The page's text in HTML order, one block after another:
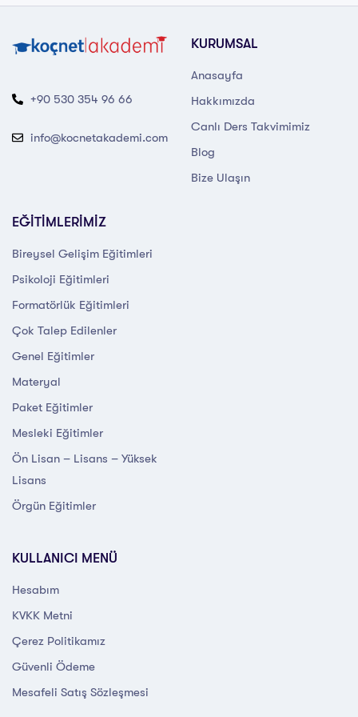
+90 530 354 96 66
info@kocnetakademi.com
KURUMSAL
Anasayfa
Hakkımızda
Canlı Ders Takvimimiz
Blog
Bize Ulaşın
EĞİTİMLERİMİZ
Bireysel Gelişim Eğitimleri
Psikoloji Eğitimleri
Formatörlük Eğitimleri
Çok Talep Edilenler
Genel Eğitimler
Materyal
Paket Eğitimler
Mesleki Eğitimler
Ön Lisan – Lisans – Yüksek
Lisans
Örgün Eğitimler
KULLANICI MENÜ
Hesabım
KVKK Metni
Çerez Politikamız
Güvenli Ödeme
Mesafeli Satış Sözleşmesi